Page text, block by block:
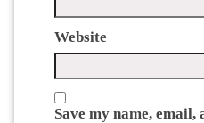
Website
Save my name, email,